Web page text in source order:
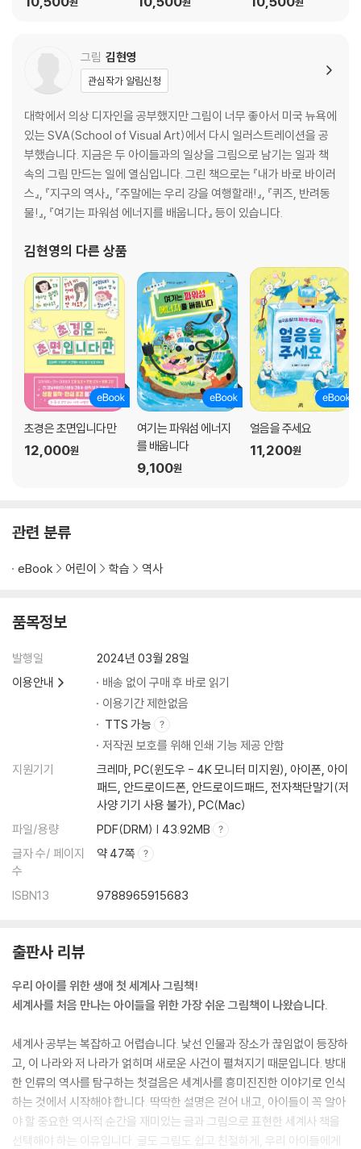
그림 김현영
관심작가 알림신청
대학에서 의상 디자인을 공부했지만 그림이 너무 좋아서 미국 뉴욕에
있는 SVA(School of Visual Art)에서 다시 일러스트레이션을 공
부했습니다. 지금은 두 아이들과의 일상을 그림으로 남기는 일과 책
속의 그림 만드는 일에 열심입니다. 그린 책으로는 『내가 바로 바이러
스』, 『지구의 역사』, 『주말에는 우리 강을 여행할래!』, 『퀴즈, 반려동
물!』, 『여기는 파워섬 에너지를 배웁니다』 등이 있습니다.
김현영의 다른 상품
초경은 초면입니다만
12,000원
여기는 파워섬 에너지
를 배웁니다
9,100원
얼음을 주세요
11,200원
관련 분류
eBook 어린이 학습 역사
품목정보
발행일
2024년 03월 28일
이용안내
배송 없이 구매 후 바로 읽기
이용기간 제한없음
TTS 가능
저작권 보호를 위해 인쇄 기능 제공 안함
지원기기
크레마, PC(윈도우 - 4K 모니터 미지원), 아이폰, 아이
패드, 안드로이드폰, 안드로이드패드, 전자책단말기(저
사양 기기 사용 불가), PC(Mac)
파일/용량
PDF(DRM) | 43.92MB
글자 수/ 페이지
수
약 47쪽
ISBN13 9788965915683
출판사 리뷰
우리 아이를 위한 생애 첫 세계사 그림책!
세계사를 처음 만나는 아이들을 위한 가장 쉬운 그림책이 나왔습니다.
세계사 공부는 복잡하고 어렵습니다. 낯선 인물과 장소가 끊임없이 등장하
고, 이 나라와 저 나라가 얽히며 새로운 사건이 펼쳐지기 때문입니다. 방대
한 인류의 역사를 탐구하는 첫걸음은 세계사를 흥미진진한 이야기로 인식
하는 것에서 시작해야 합니다. 딱딱한 설명은 걷어 내고, 아이들이 꼭 알아
야 할 중요한 역사적 순간을 재미있는 글과 그림으로 표현한 세계사 책을
선택해야 하는 이유입니다. 글도 그림도 쉽고 친절하게, 우리 아이들에게